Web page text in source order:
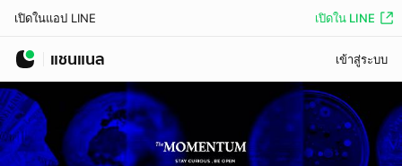
เปิดในแอป LINE เปิดใน LINE
แชนแนล เข้าสู่ระบบ